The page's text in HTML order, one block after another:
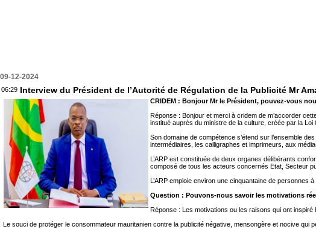
09-12-2024
06:29 Interview du Président de l’Autorité de Régulation de la Publicité Mr
CRIDEM : Bonjour Mr le Président, pouvez-vous
Réponse : Bonjour et merci à cridem de m’accorder
institué auprès du ministre de la culture, créée par la Loi
Son domaine de compétence s’étend sur l’ensemble
intermédiaires, les calligraphes et imprimeurs, aux
L’ARP est constituée de deux organes délibérants
composé de tous les acteurs concernés Etat, Secteur
L’ARP emploie environ une cinquantaine de personnes
Question : Pouvons-nous savoir les motivations
Réponse : Les motivations ou les raisons qui ont
Le souci de protéger le consommateur mauritanien contre la publicité négative, mensongère et nocive qui